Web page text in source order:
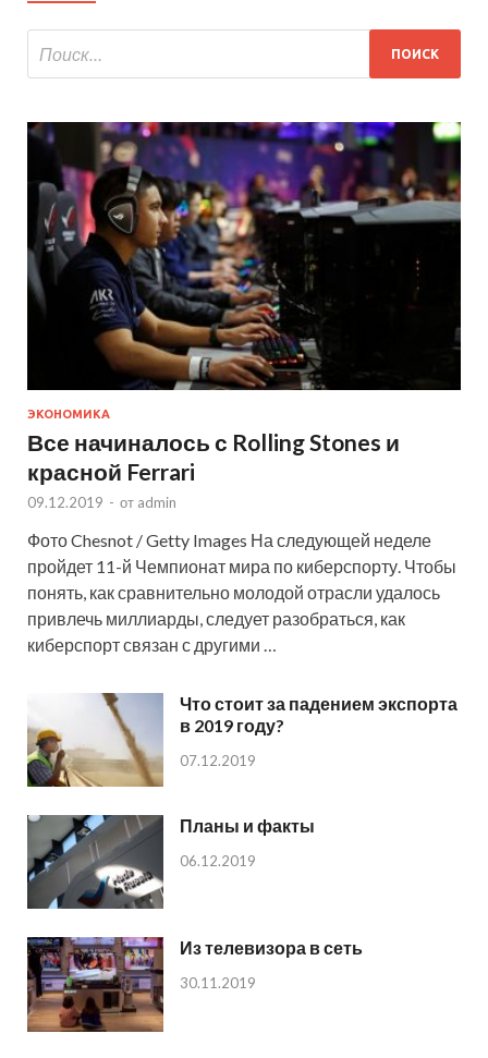
ЭКОНОМИКА
Все начиналось с Rolling Stones и
красной Ferrari
09.12.2019 - от admin
Фото Chesnot / Getty Images На следующей неделе
пройдет 11-й Чемпионат мира по киберспорту. Чтобы
понять, как сравнительно молодой отрасли удалось
привлечь миллиарды, следует разобраться, как
киберспорт связан с другими …
Что стоит за падением экспорта
в 2019 году?
07.12.2019
Планы и факты
06.12.2019
Из телевизора в сеть
30.11.2019